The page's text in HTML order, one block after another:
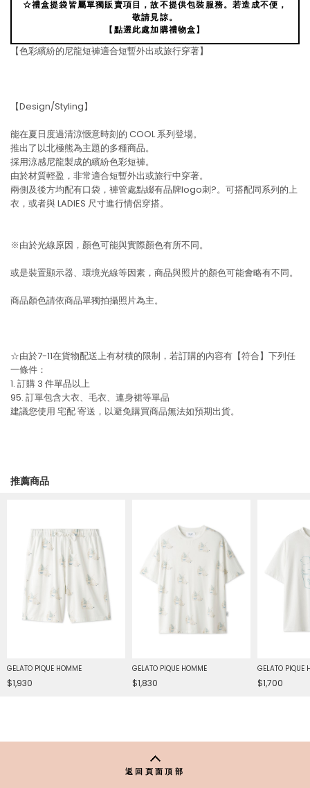
☆禮盒提袋皆屬單獨販賣項目，故不提供包裝服務。若造成不便，
敬請見諒。
【點選此處加購禮物盒】
【色彩繽紛的尼龍短褲適合短暫外出或旅行穿著】
【Design/Styling】
能在夏日度過清涼愜意時刻的 COOL 系列登場。
推出了以北極熊為主題的多種商品。
採用涼感尼龍製成的繽紛色彩短褲。
由於材質輕盈，非常適合短暫外出或旅行中穿著。
兩側及後方均配有口袋，褲管處點綴有品牌logo刺?。可搭配同系列的上
衣，或者與 LADIES 尺寸進行情侶穿搭。
※由於光線原因，顏色可能與實際顏色有所不同。
或是裝置顯示器、環境光線等因素，商品與照片的顏色可能會略有不同。
商品顏色請依商品單獨拍攝照片為主。
☆由於7-11在貨物配送上有材積的限制，若訂購的內容有【符合】下列任
一條件：
1. 訂購 3 件單品以上
95. 訂單包含大衣、毛衣、連身裙等單品
建議您使用 宅配寄送，以避免購買商品無法如預期出貨。
推薦商品
GELATO PIQUE HOMME
$1,930
GELATO PIQUE HOMME
$1,830
GELATO PIQUE
$1,700
返回頁面頂部